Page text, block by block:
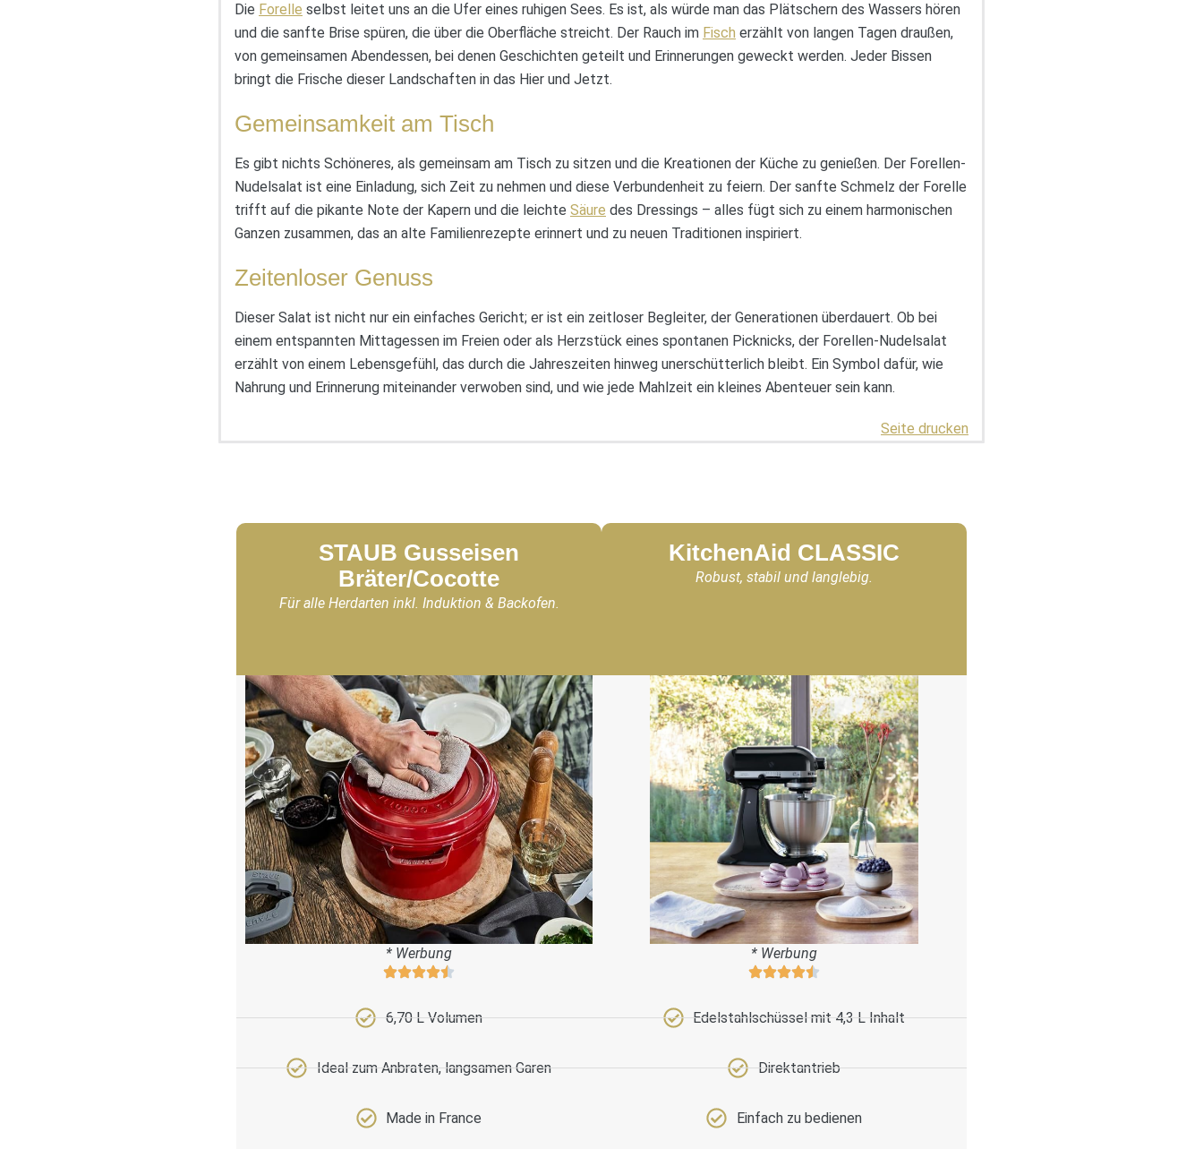
Die Forelle selbst leitet uns an die Ufer eines ruhigen Sees. Es ist, als würde man das Plätschern des Wassers hören
und die sanfte Brise spüren, die über die Oberfläche streicht. Der Rauch im Fisch erzählt von langen Tagen draußen,
von gemeinsamen Abendessen, bei denen Geschichten geteilt und Erinnerungen geweckt werden. Jeder Bissen
bringt die Frische dieser Landschaften in das Hier und Jetzt.
Gemeinsamkeit am Tisch
Es gibt nichts Schöneres, als gemeinsam am Tisch zu sitzen und die Kreationen der Küche zu genießen. Der Forellen-
Nudelsalat ist eine Einladung, sich Zeit zu nehmen und diese Verbundenheit zu feiern. Der sanfte Schmelz der Forelle
trifft auf die pikante Note der Kapern und die leichte Säure des Dressings – alles fügt sich zu einem harmonischen
Ganzen zusammen, das an alte Familienrezepte erinnert und zu neuen Traditionen inspiriert.
Zeitenloser Genuss
Dieser Salat ist nicht nur ein einfaches Gericht; er ist ein zeitloser Begleiter, der Generationen überdauert. Ob bei
einem entspannten Mittagessen im Freien oder als Herzstück eines spontanen Picknicks, der Forellen-Nudelsalat
erzählt von einem Lebensgefühl, das durch die Jahreszeiten hinweg unerschütterlich bleibt. Ein Symbol dafür, wie
Nahrung und Erinnerung miteinander verwoben sind, und wie jede Mahlzeit ein kleines Abenteuer sein kann.
Seite drucken
STAUB Gusseisen
Bräter/Cocotte
Für alle Herdarten inkl. Induktion & Backofen.
* Werbung
6,70 L Volumen
Ideal zum Anbraten, langsamen Garen
Made in France
KitchenAid CLASSIC
Robust, stabil und langlebig.
* Werbung
Edelstahlschüssel mit 4,3 L Inhalt
Direktantrieb
Einfach zu bedienen